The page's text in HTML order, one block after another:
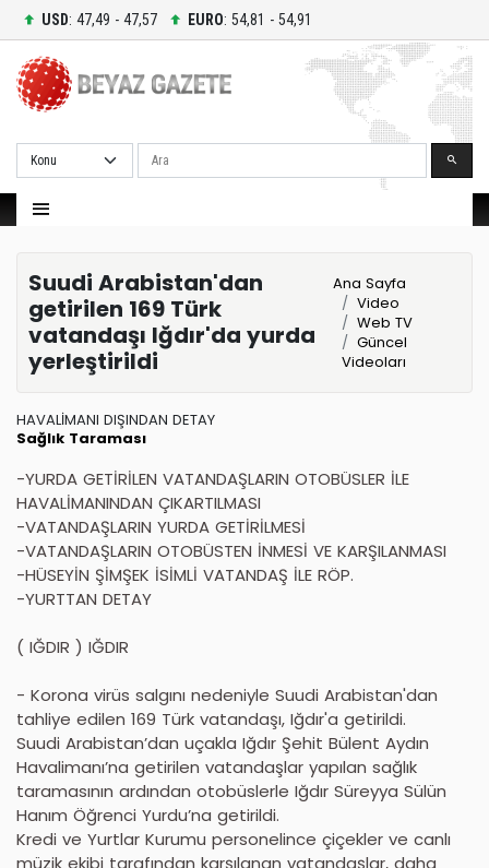
USD: 47,49 - 47,57 EURO: 54,81 - 54,91
Ara
Suudi Arabistan'dan
getirilen 169 Türk
vatandaşı Iğdır'da yurda
yerleştirildi
Ana Sayfa
Video
Web TV
Güncel
Videoları
HAVALİMANI DIŞINDAN DETAY
Sağlık Taraması
-YURDA GETİRİLEN VATANDAŞLARIN OTOBÜSLER İLE
HAVALİMANINDAN ÇIKARTILMASI
-VATANDAŞLARIN YURDA GETİRİLMESİ
-VATANDAŞLARIN OTOBÜSTEN İNMESİ VE KARŞILANMASI
-HÜSEYİN ŞİMŞEK İSİMLİ VATANDAŞ İLE RÖP.
-YURTTAN DETAY
( IĞDIR ) IĞDIR
- Korona virüs salgını nedeniyle Suudi Arabistan'dan
tahliye edilen 169 Türk vatandaşı, Iğdır'a getirildi.
Suudi Arabistan’dan uçakla Iğdır Şehit Bülent Aydın
Havalimanı’na getirilen vatandaşlar yapılan sağlık
taramasının ardından otobüslerle Iğdır Süreyya Sülün
Hanım Öğrenci Yurdu’na getirildi.
Kredi ve Yurtlar Kurumu personelince çiçekler ve canlı
müzik ekibi tarafından karşılanan vatandaşlar, daha